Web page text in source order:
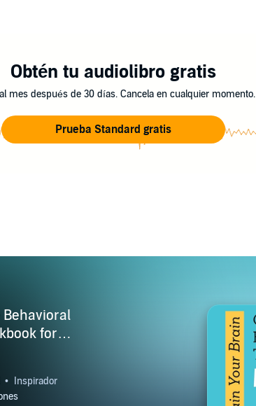
Obtén tu audiolibro gratis
mes después de 30 días. Cancela en cualquier momento.
Prueba Standard gratis
Behavioral
for